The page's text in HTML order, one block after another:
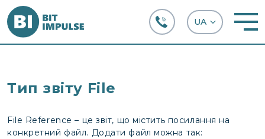
Тип звіту File
File Reference – це звіт, що містить посилання на
конкретний файл. Додати файл можна так: